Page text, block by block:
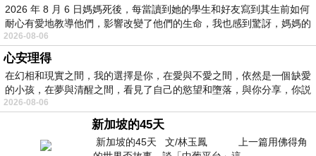
2026 年 8 月 6 日媽媽死後，每當讀到她的學生和好友寫到其生前如何
耐心有愛地教導他們，影響改變了他們的生命，我也感到驚訝，媽媽的
2026-08-06
心安理得
在幻相和現實之間，我的選擇是你，在愛與不愛之間，依然是一個缺愛
的小孩，在夢與清醒之間，看見了自己的慾望和墮落，與你分享，你説
2026-08-06
新加坡的45天
新加坡的45天 文/林玉鳳 上一篇用佛得角